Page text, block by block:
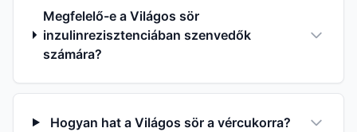
Megfelelő-e a Világos sör
inzulinrezisztenciában szenvedők
számára?
Hogyan hat a Világos sör a vércukorra?